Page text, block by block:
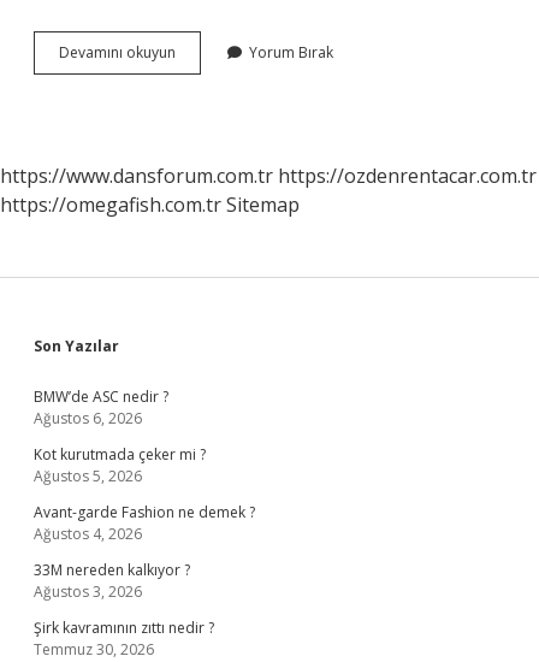
Devamını okuyun Karadeniz
Uşağı
Yorum Bırak
https://www.dansforum.com.tr https://ozdenrentacar.com.tr
https://omegafish.com.trSitemap
Sidebar
Son Yazılar
BMW’de ASC nedir ?
Ağustos 6, 2026
Kot kurutmada çeker mi ?
Ağustos 5, 2026
Avant-garde Fashion ne demek ?
Ağustos 4, 2026
33M nereden kalkıyor ?
Ağustos 3, 2026
Şirk kavramının zıttı nedir ?
Temmuz 30, 2026